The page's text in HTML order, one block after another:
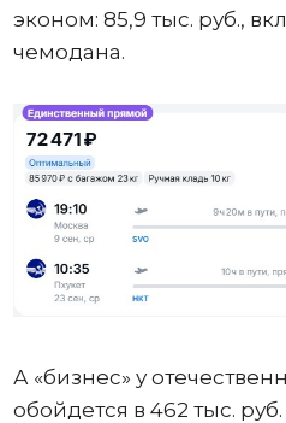
эконом: 85,9 тыс. руб.,
чемодана.
А «бизнес» у
обойдется в 462 тыс. руб.